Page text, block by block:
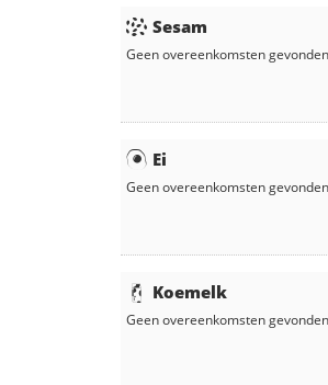
Sesam
Geen overeenkomsten
Ei
Geen overeenkomsten
Koemelk
Geen overeenkomsten